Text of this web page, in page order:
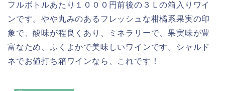
フルボトルあたり１０００円前後の３Ｌの箱入りワイ
ンです。やや丸みのあるフレッシュな柑橘系果実の印
象で、酸味が程良くあり、ミネラリーで、果実味が豊
富なため、ふくよかで美味しいワインです。シャルド
ネでお値打ち箱ワインなら、これです！